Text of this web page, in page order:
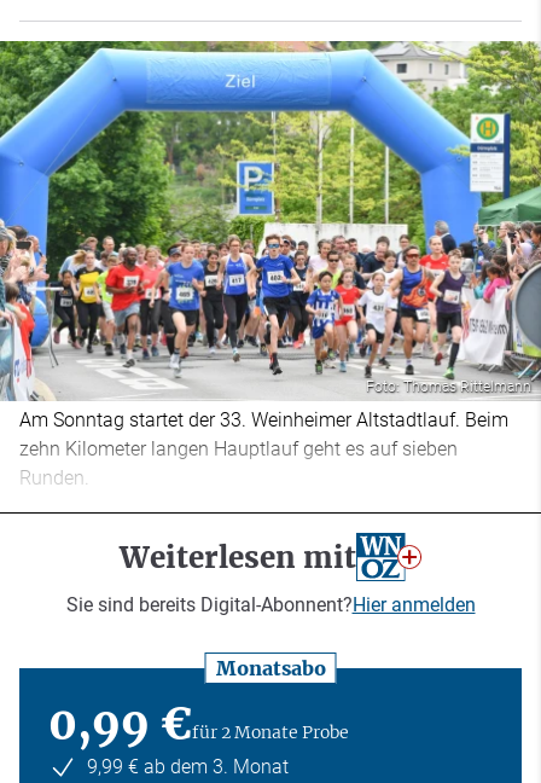
Foto: Thomas Rittelmann
Am Sonntag startet der 33. Weinheimer Altstadtlauf. Beim
zehn Kilometer langen Hauptlauf geht es auf sieben
Runden.
Weiterlesen mit
Sie sind bereits Digital-Abonnent?Hier anmelden
Monatsabo
0,99 €für 2 Monate Probe
9,99 € ab dem 3. Monat